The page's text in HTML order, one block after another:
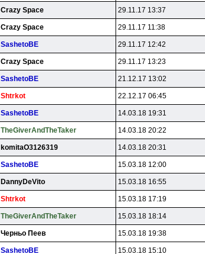
Crazy Space 29.11.17 13:37
Crazy Space 29.11.17 11:38
SashetoBE 29.11.17 12:42
Crazy Space 29.11.17 13:23
SashetoBE 21.12.17 13:02
Shtrkot 22.12.17 06:45
SashetoBE 14.03.18 19:31
TheGiverAndTheTaker 14.03.18 20:22
komitaO3126319 14.03.18 20:31
SashetoBE 15.03.18 12:00
DannyDeVito 15.03.18 16:55
Shtrkot 15.03.18 17:19
TheGiverAndTheTaker 15.03.18 18:14
Чepньo Пeeв 15.03.18 19:38
SashetoBE 15.03.18 15:10